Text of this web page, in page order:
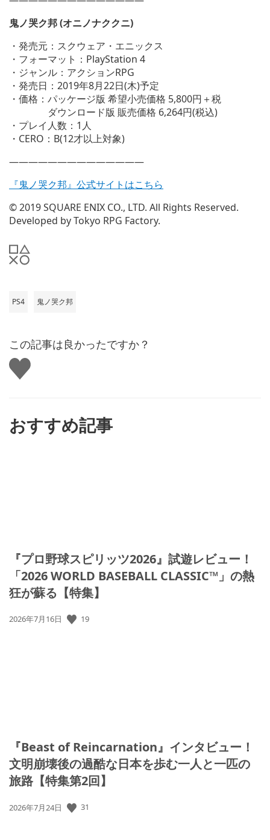
ド
ウ
で
開
く)
鬼ノ哭ク邦 (オニノナククニ)
・発売元：スクウェア・エニックス
・フォーマット：PlayStation 4
・ジャンル：アクションRPG
・発売日：2019年8月22日(木)予定
・価格：パッケージ版 希望小売価格 5,800円＋税
ダウンロード版 販売価格 6,264円(税込)
・プレイ人数：1人
・CERO：B(12才以上対象)
——————————————
『鬼ノ哭ク邦』公式サイトはこちら
© 2019 SQUARE ENIX CO., LTD. All Rights Reserved.
Developed by Tokyo RPG Factory.
PS4 鬼ノ哭ク邦
この記事は良かったですか？
い
い
おすすめ記事
『プロ野球スピリッツ2026』試遊レビュー！
「2026 WORLD BASEBALL CLASSIC™」の熱
狂が蘇る【特集】
公
2026年7月16日 19
『Beast of Reincarnation』インタビュー！
文明崩壊後の過酷な日本を歩む一人と一匹の
旅路【特集第2回】
公
2026年7月24日 31